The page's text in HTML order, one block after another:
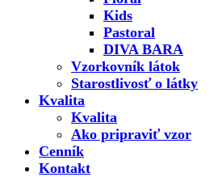
Kids
Pastoral
DIVA BARA
Vzorkovník látok
Starostlivosť o látky
Kvalita
Kvalita
Ako pripraviť vzor
Cenník
Kontakt